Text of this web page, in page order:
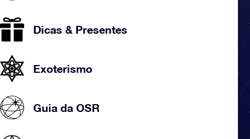
Dicas & Presentes
Exoterismo
Guia da OSR